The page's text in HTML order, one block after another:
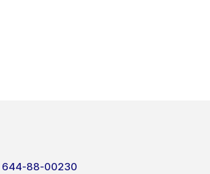
: 644-88-00230